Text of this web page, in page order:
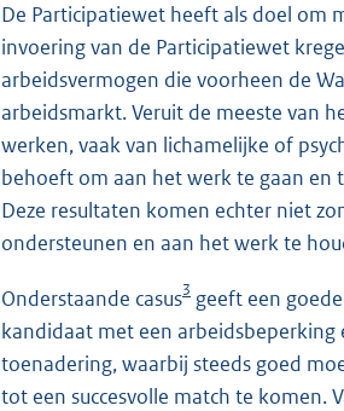
De Participatiewet heeft als doel om
invoering van de Participatiewet
arbeidsvermogen die voorheen de
arbeidsmarkt. Veruit de meeste van
werken, vaak van lichamelijke of
behoeft om aan het werk te gaan en
Deze resultaten komen echter niet
ondersteunen en aan het werk te
Onderstaande casus3 geeft een
kandidaat met een
toenadering, waarbij steeds goed
tot een succesvolle match te komen.